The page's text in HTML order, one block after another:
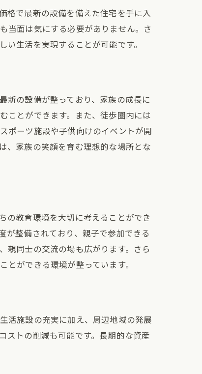
格で最新の設備を備えた住宅を手に入
当面は気にする必要がありません。さ
生活を実現することが可能です。
新の設備が整っており、家族の成長に
ことができます。また、徒歩圏内には
ポーツ施設や子供向けのイベントが開
、家族の笑顔を育む理想的な場所とな
の教育環境を大切に考えることができ
が整備されており、親子で参加できる
親同士の交流の場も広がります。さら
ができる環境が整っています。
活施設の充実に加え、周辺地域の発展
ストの削減も可能です。長期的な資産